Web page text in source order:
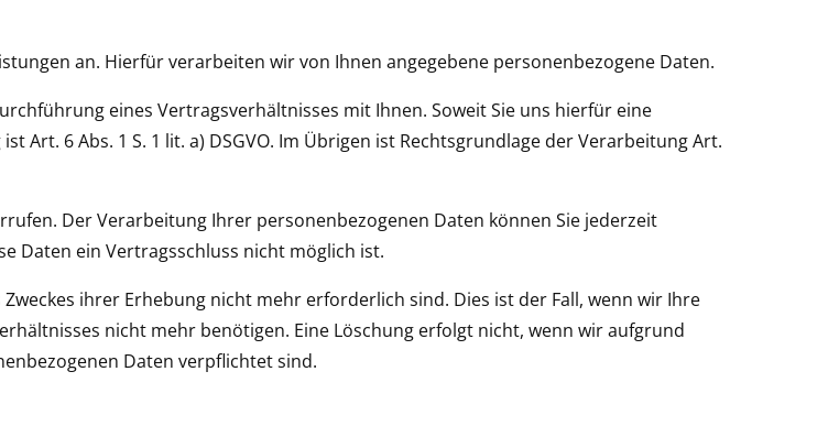
an. Hierfür verarbeiten wir von Ihnen angegebene personenbezogene Daten.
eines Vertragsverhältnisses mit Ihnen. Soweit Sie uns hierfür eine
Art. 6 Abs. 1 S. 1 lit. a) DSGVO. Im Übrigen ist Rechtsgrundlage der Verarbeitung Art.
Der Verarbeitung Ihrer personenbezogenen Daten können Sie jederzeit
Daten ein Vertragsschluss nicht möglich ist.
ihrer Erhebung nicht mehr erforderlich sind. Dies ist der Fall, wenn wir Ihre
nicht mehr benötigen. Eine Löschung erfolgt nicht, wenn wir aufgrund
Daten verpflichtet sind.